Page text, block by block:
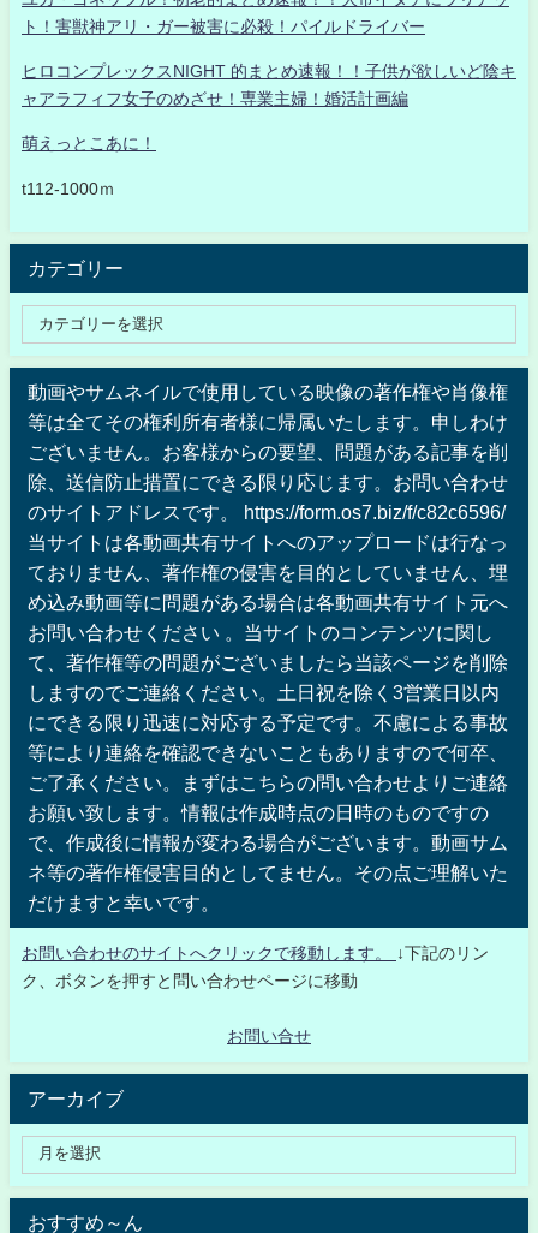
ト！害獣神アリ・ガー被害に必殺！パイルドライバー
ヒロコンプレックスNIGHT 的まとめ速報！！子供が欲しいど陰キ
ャアラフィフ女子のめざせ！専業主婦！婚活計画編
萌えっとこあに！
t112-1000ｍ
カテゴリー
動画やサムネイルで使用している映像の著作権や肖像権
等は全てその権利所有者様に帰属いたします。申しわけ
ございません。お客様からの要望、問題がある記事を削
除、送信防止措置にできる限り応じます。お問い合わせ
のサイトアドレスです。 https://form.os7.biz/f/c82c6596/
当サイトは各動画共有サイトへのアップロードは行なっ
ておりません、著作権の侵害を目的としていません、埋
め込み動画等に問題がある場合は各動画共有サイト元へ
お問い合わせください 。当サイトのコンテンツに関し
て、著作権等の問題がございましたら当該ページを削除
しますのでご連絡ください。土日祝を除く3営業日以内
にできる限り迅速に対応する予定です。不慮による事故
等により連絡を確認できないこともありますので何卒、
ご了承ください。まずはこちらの問い合わせよりご連絡
お願い致します。情報は作成時点の日時のものですの
で、作成後に情報が変わる場合がございます。動画サム
ネ等の著作権侵害目的としてません。その点ご理解いた
だけますと幸いです。
お問い合わせのサイトへクリックで移動します。
↓下記のリン
ク、ボタンを押すと問い合わせページに移動
お問い合せ
アーカイブ
おすすめ～ん